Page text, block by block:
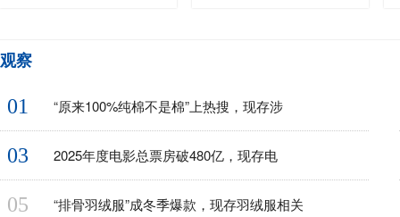
观察
01 “原来100%纯棉不是棉”上热搜，现存涉
03 2025年度电影总票房破480亿，现存电
05 “排骨羽绒服”成冬季爆款，现存羽绒服相关